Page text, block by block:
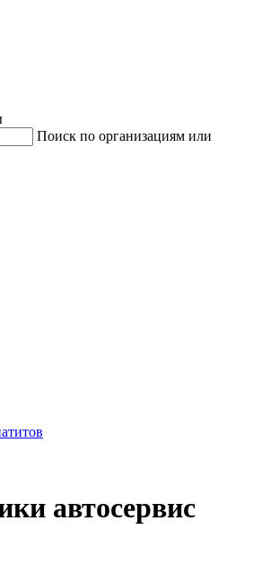
Поиск по организациям или
автосервис